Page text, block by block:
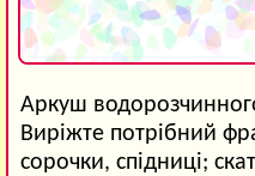
Аркуш
Виріжте потрібний
сорочки, спідниці;